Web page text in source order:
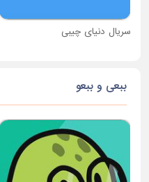
سریال دنیای چیبی
ببعی و ببعو